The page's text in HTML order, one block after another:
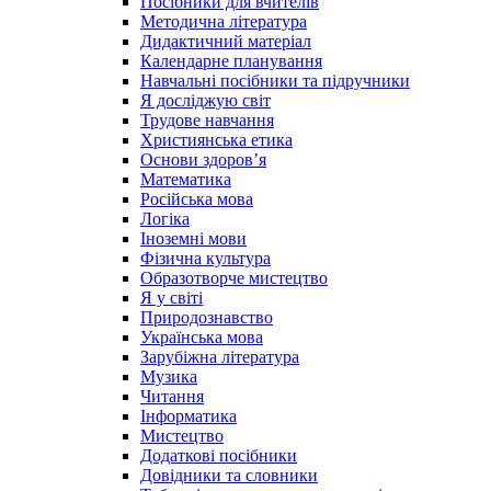
Методична література
Дидактичний матеріал
Календарне планування
Навчальні посібники та підручники
Я досліджую світ
Трудове навчання
Християнська етика
Основи здоров’я
Математика
Російська мова
Логіка
Іноземні мови
Фізична культура
Образотворче мистецтво
Я у світі
Природознавство
Українська мова
Зарубіжна література
Музика
Читання
Інформатика
Мистецтво
Додаткові посібники
Довідники та словники